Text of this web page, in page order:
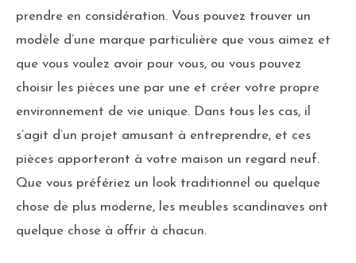
prendre en considération. Vous pouvez trouver un
modèle d’une marque particulière que vous aimez et
que vous voulez avoir pour vous, ou vous pouvez
choisir les pièces une par une et créer votre propre
environnement de vie unique. Dans tous les cas, il
s’agit d’un projet amusant à entreprendre, et ces
pièces apporteront à votre maison un regard neuf.
Que vous préfériez un look traditionnel ou quelque
chose de plus moderne, les meubles scandinaves ont
quelque chose à offrir à chacun.